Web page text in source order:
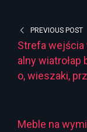
PREVIOUS POST
Strefa
alny
o, wieszaki,
Meble na